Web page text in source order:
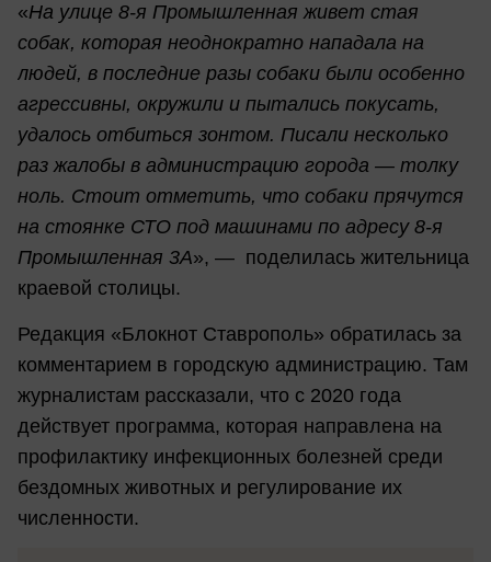
«На улице 8-я Промышленная живет стая
собак, которая неоднократно нападала на
людей, в последние разы собаки были особенно
агрессивны, окружили и пытались покусать,
удалось отбиться зонтом. Писали несколько
раз жалобы в администрацию города — толку
ноль. Стоит отметить, что собаки прячутся
на стоянке СТО под машинами по адресу 8-я
Промышленная 3А», — поделилась жительница
краевой столицы.
Редакция «Блокнот Ставрополь» обратилась за
комментарием в городскую администрацию. Там
журналистам рассказали, что с 2020 года
действует программа, которая направлена на
профилактику инфекционных болезней среди
бездомных животных и регулирование их
численности.